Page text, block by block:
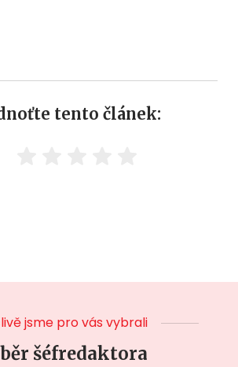
tento článek:
jsme pro vás vybrali
šéfredaktora